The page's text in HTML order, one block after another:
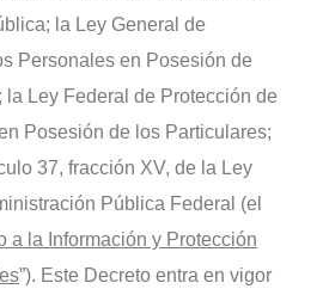
la Ley General de
Personales en Posesión de
la Ley Federal de Protección de
Posesión de los Particulares;
37, fracción XV, de la Ley
Pública Federal (el
a la Información y Protección
”). Este Decreto entra en vigor